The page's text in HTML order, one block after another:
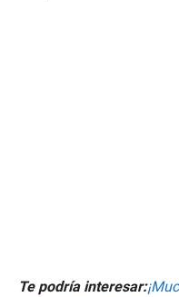
Te podría interesar: